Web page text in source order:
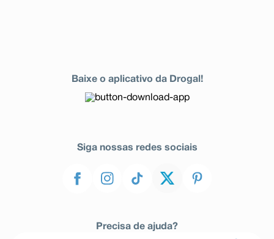
Baixe o aplicativo da Drogal!
Siga nossas redes sociais
Precisa de ajuda?